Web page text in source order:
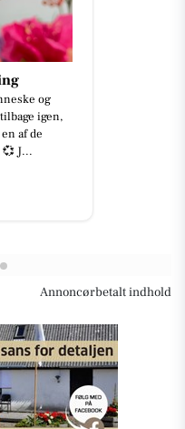
og
igen,
af de
J...
Annoncørbetalt indhold